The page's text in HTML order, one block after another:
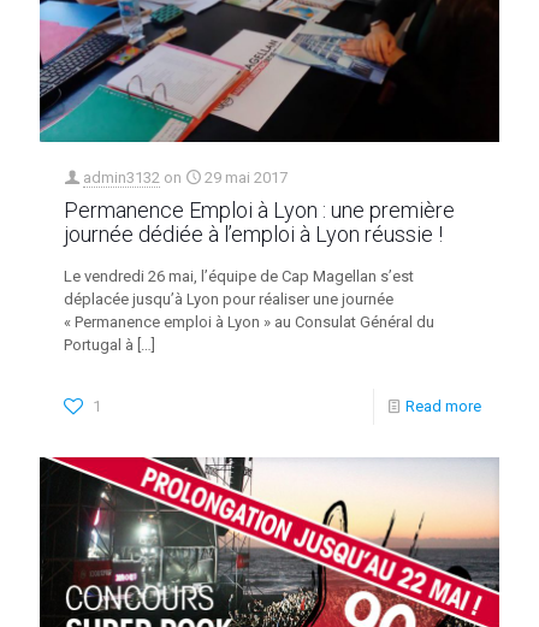
admin3132 on 29 mai 2017
Permanence Emploi à Lyon : une première
journée dédiée à l’emploi à Lyon réussie !
Le vendredi 26 mai, l’équipe de Cap Magellan s’est
déplacée jusqu’à Lyon pour réaliser une journée
« Permanence emploi à Lyon » au Consulat Général du
Portugal à […]
1 Read more